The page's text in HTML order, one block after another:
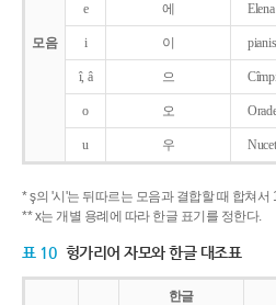
모음
e 에
i 이
î, â 으
o 오
u 우
* ş의 '시'는 뒤따르는 모음과 결합할 때 합쳐서
** x는 개별 용례에 따라 한글 표기를 정한다.
표 10 헝가리어 자모와 한글 대조표
한글